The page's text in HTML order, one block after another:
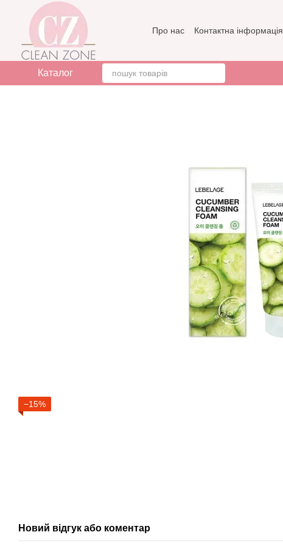
Перейти до основного контенту
Про нас Контактна інформація
Каталог
−15%
Новий відгук або коментар